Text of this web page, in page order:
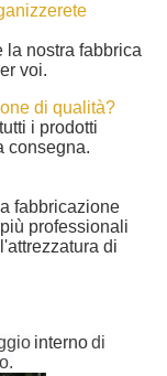
la nostra fabbrica
voi.
di qualità?
i prodotti
consegna.
fabbricazione
professionali
di
internodi